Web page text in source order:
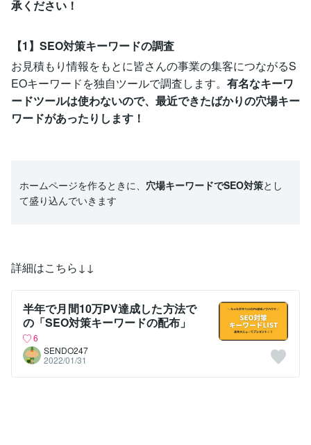
承ください！
【1】SEO対策キーワードの調査
お見積もり情報をもとに皆さんの事業の集客につながるS
EOキーワードを独自ツールで調査します。 有名なキーワ
ードツールは使わないので、最近できたばかりの穴場キー
ワードがあったりします！
ホームページを作るときに、 穴場キーワードでSEO対策とし
て盛り込んでいきます
詳細はこちら↓↓
半年で月間10万PV達成した方法で
の「SEO対策キーワードの配布」
6
SENDO247
2022/01/31